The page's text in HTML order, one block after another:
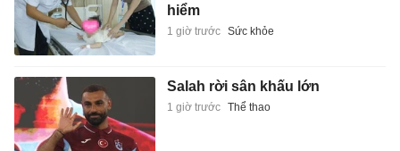
hiểm
1 giờ trước Sức khỏe
Salah rời sân khấu lớn
1 giờ trước Thể thao